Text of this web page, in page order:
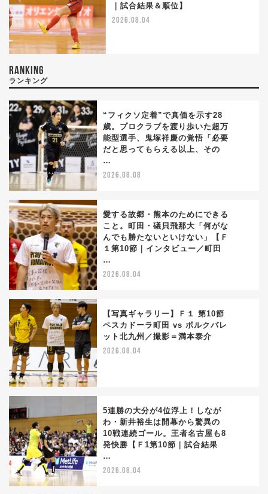
｜試合結果＆順位】
2026.08.04
RANKING
ランキング
“フィクソ定着”で真価を示す28
歳。プロクラブを渡り歩いた超万
能型選手、鬼塚祥慶の覚悟「必要
だと思ってもらえる以上、その
…
2026.08.08
愛する故郷・熊本のためにできる
こと。町田・礒貝飛那大「何がな
んでも勝たないといけない」【Ｆ
１第10節｜インタビュー／町田
…
2026.08.04
【写真ギャラリー】Ｆ１ 第10節
ペスカドーラ町田 vs ボルクバレ
ット北九州／撮影＝満本泰介
2026.08.04
5連勝の大分が4位浮上！しなが
わ・新井裕生は開幕から驚異の
10戦連続ゴール。王者名古屋も8
発快勝【Ｆ1第10節｜試合結果
…
2026.08.04